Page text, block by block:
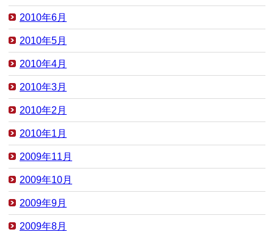
2010年6月
2010年5月
2010年4月
2010年3月
2010年2月
2010年1月
2009年11月
2009年10月
2009年9月
2009年8月